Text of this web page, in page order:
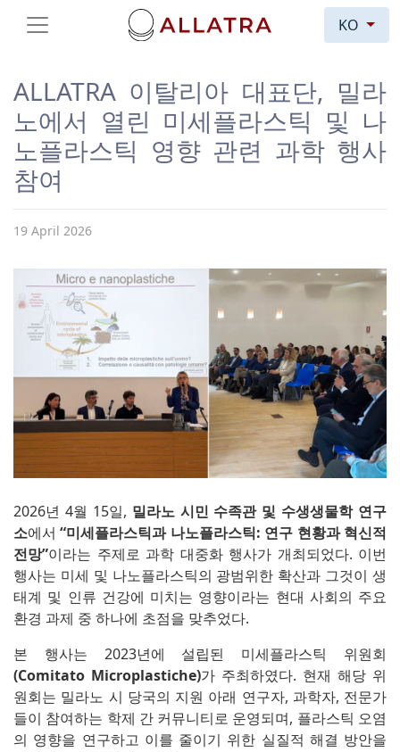
KO
ALLATRA 이탈리아 대표단, 밀라
노에서 열린 미세플라스틱 및 나
노플라스틱 영향 관련 과학 행사
참여
19 April 2026
2026년 4월 15일, 밀라노 시민 수족관 및 수생생물학 연구
소에서“미세플라스틱과 나노플라스틱: 연구 현황과 혁신적
전망”이라는 주제로 과학 대중화 행사가 개최되었다. 이번
행사는 미세 및 나노플라스틱의 광범위한 확산과 그것이 생
태계 및 인류 건강에 미치는 영향이라는 현대 사회의 주요
환경 과제 중 하나에 초점을 맞추었다.
본 행사는 2023년에 설립된 미세플라스틱 위원회
(Comitato Microplastiche)가 주최하였다. 현재 해당 위
원회는 밀라노 시 당국의 지원 아래 연구자, 과학자, 전문가
들이 참여하는 학제 간 커뮤니티로 운영되며, 플라스틱 오염
의 영향을 연구하고 이를 줄이기 위한 실질적 해결 방안을